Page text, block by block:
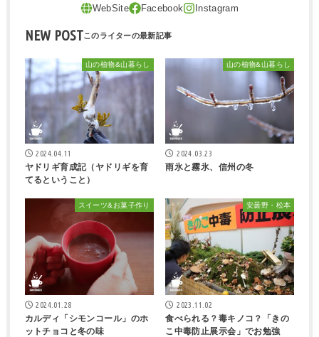
NEW POST
山の植物&山暮らし
2024.04.11
ヤドリギ育成記（ヤドリギを育
てるということ）
山の植物&山暮らし
2024.03.23
雨氷と霧氷、信州の冬
スイーツ&お菓子作り
2024.01.28
カルディ「シモンコール」のホ
ットチョコと冬の味
安曇野・松本
2023.11.02
食べられる？毒キノコ？「きの
こ中毒防止展示会」でお勉強